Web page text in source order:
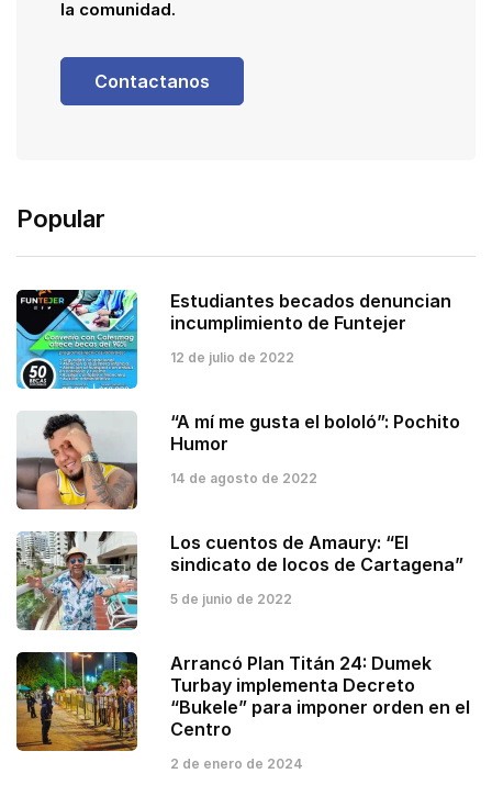
la comunidad.
Contactanos
Popular
Estudiantes becados denuncian
incumplimiento de Funtejer
12 de julio de 2022
“A mí me gusta el bololó”: Pochito
Humor
14 de agosto de 2022
Los cuentos de Amaury: “El
sindicato de locos de Cartagena”
5 de junio de 2022
Arrancó Plan Titán 24: Dumek
Turbay implementa Decreto
“Bukele” para imponer orden en el
Centro
2 de enero de 2024